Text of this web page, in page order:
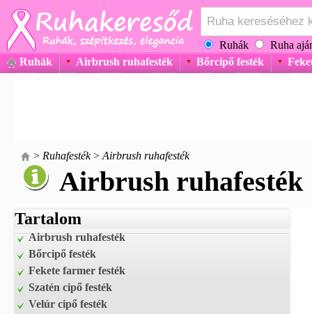
Ruhák
Ruha
Ruhák
Airbrush ruhafesték Bőrcipő festék
> Ruhafesték> Airbrush ruhafesték
Airbrush ruhafesték
Tartalom
Airbrush ruhafesték
Bőrcipő festék
Fekete farmer festék
Szatén cipő festék
Velúr cipő festék